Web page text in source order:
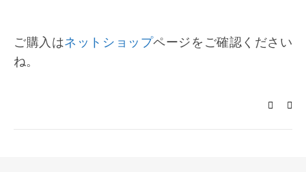
ご購入はネットショップページをご確認ください
ね。